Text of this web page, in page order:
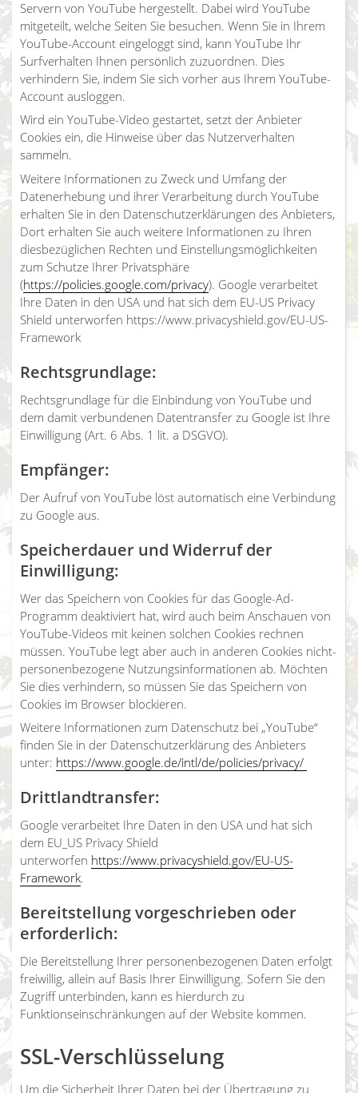
Servern von YouTube hergestellt. Dabei wird YouTube
mitgeteilt, welche Seiten Sie besuchen. Wenn Sie in Ihrem
YouTube-Account eingeloggt sind, kann YouTube Ihr
Surfverhalten Ihnen persönlich zuzuordnen. Dies
verhindern Sie, indem Sie sich vorher aus Ihrem YouTube-
Account ausloggen.
Wird ein YouTube-Video gestartet, setzt der Anbieter
Cookies ein, die Hinweise über das Nutzerverhalten
sammeln.
Weitere Informationen zu Zweck und Umfang der
Datenerhebung und ihrer Verarbeitung durch YouTube
erhalten Sie in den Datenschutzerklärungen des Anbieters,
Dort erhalten Sie auch weitere Informationen zu Ihren
diesbezüglichen Rechten und Einstellungsmöglichkeiten
zum Schutze Ihrer Privatsphäre
(https://policies.google.com/privacy). Google verarbeitet
Ihre Daten in den USA und hat sich dem EU-US Privacy
Shield unterworfen https://www.privacyshield.gov/EU-US-
Framework
Rechtsgrundlage:
Rechtsgrundlage für die Einbindung von YouTube und
dem damit verbundenen Datentransfer zu Google ist Ihre
Einwilligung (Art. 6 Abs. 1 lit. a DSGVO).
Empfänger:
Der Aufruf von YouTube löst automatisch eine Verbindung
zu Google aus.
Speicherdauer und Widerruf der
Einwilligung:
Wer das Speichern von Cookies für das Google-Ad-
Programm deaktiviert hat, wird auch beim Anschauen von
YouTube-Videos mit keinen solchen Cookies rechnen
müssen. YouTube legt aber auch in anderen Cookies nicht-
personenbezogene Nutzungsinformationen ab. Möchten
Sie dies verhindern, so müssen Sie das Speichern von
Cookies im Browser blockieren.
Weitere Informationen zum Datenschutz bei „YouTube“
finden Sie in der Datenschutzerklärung des Anbieters
unter: https://www.google.de/intl/de/policies/privacy/
Drittlandtransfer:
Google verarbeitet Ihre Daten in den USA und hat sich
dem EU_US Privacy Shield
unterworfen https://www.privacyshield.gov/EU-US-
Framework.
Bereitstellung vorgeschrieben oder
erforderlich:
Die Bereitstellung Ihrer personenbezogenen Daten erfolgt
freiwillig, allein auf Basis Ihrer Einwilligung. Sofern Sie den
Zugriff unterbinden, kann es hierdurch zu
Funktionseinschränkungen auf der Website kommen.
SSL-Verschlüsselung
Um die Sicherheit Ihrer Daten bei der Übertragung zu